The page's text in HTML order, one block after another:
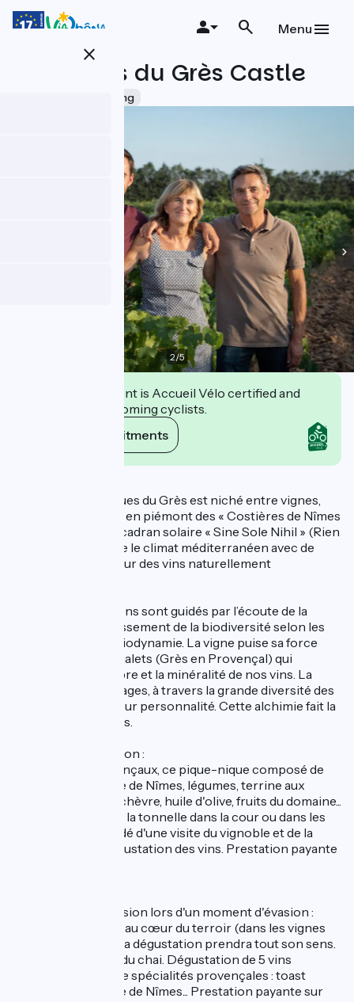
Skip
close
Menu
Mourgues du Grès Castle
Tasting
2/5
This establishment is Accueil Vélo certified and
commits to welcoming cyclists.
View its commitments
Le Château Mourgues du Grès est niché entre vignes,
vergers et garrigue en piémont des « Costières de Nîmes
». La devise de son cadran solaire « Sine Sole Nihil » (Rien
Sans Soleil) célèbre le climat méditerranéen avec de
belles maturités pour des vins naturellement
Nos gestes vignerons sont guidés par l’écoute de la
nature et l’épanouissement de la biodiversité selon les
fondements de la biodynamie. La vigne puise sa force
dans ce terroir de galets (Grès en Provençal) qui
contribue à l’équilibre et la minéralité de nos vins. La
magie des assemblages, à travers la grande diversité des
cépages, sublime leur personnalité. Cette alchimie fait la
richesse de nos vins.
Pique-nique vigneron :
Aux accents provençaux, ce pique-nique composé de
tapenade, brandade de Nîmes, légumes, terrine aux
olives, fromage de chèvre, huile d'olive, fruits du domaine...
est à déguster sous la tonnelle dans la cour ou dans les
vignes. Il est précédé d'une visite du vignoble et de la
cave puis d'une dégustation des vins. Prestation payante
Partagez notre passion lors d'un moment d'évasion :
laissez-vous guider au cœur du terroir (dans les vignes
selon la météo) où la dégustation prendra tout son sens.
Visite de la cave et du chai. Dégustation de 5 vins
accompagnée de de spécialités provençales : toast
tapenade, brandade de Nîmes... Prestation payante sur